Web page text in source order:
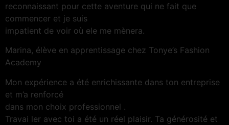
reconnaissant pour cette aventure qui ne fait que
commencer et je suis
impatient de voir où ele me mènera.
Marina, élève en apprentissage chez Tonye’s Fashion
Academy
Mon expérience a été enrichissante dans ton entreprise
et m’a renforcé
dans mon choix professionnel .
Travai ler avec toi a été un réel plaisir. Ta générosité et